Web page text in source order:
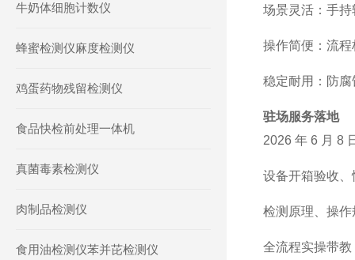
场景灵活：手
操作简便：流
稳定耐用：防
驻场服务落地
2026 年 6 月 8
设备开箱验收
检测原理、操
全流程实操带
牛奶体细胞计数仪
蜂蜜检测仪麻度检测仪
鸡蛋药物残留检测仪
食品快检前处理一体机
真菌毒素检测仪
肉制品检测仪
食用油检测仪苯并芘检测仪